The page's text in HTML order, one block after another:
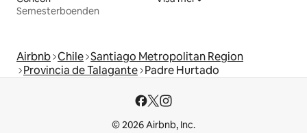
Semesterboenden
Airbnb Chile Santiago Metropolitan Region
Provincia de Talagante Padre Hurtado
© 2026 Airbnb, Inc.